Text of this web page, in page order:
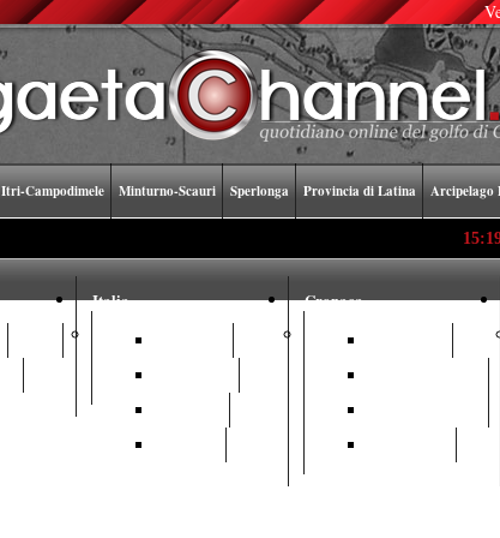
Itri-Campodimele Minturno-Scauri Sperlonga Provincia di Latina Arcipelago
La
Italia
Cronaca